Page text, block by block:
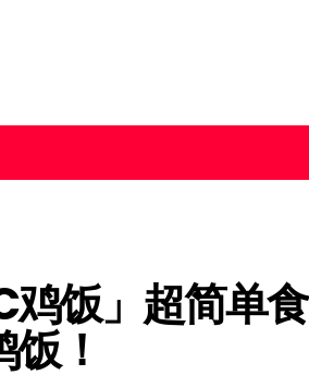
鸡饭」超简单食
！